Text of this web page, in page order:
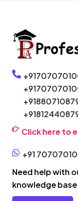
Click here to
+91
Need help with
knowledge base